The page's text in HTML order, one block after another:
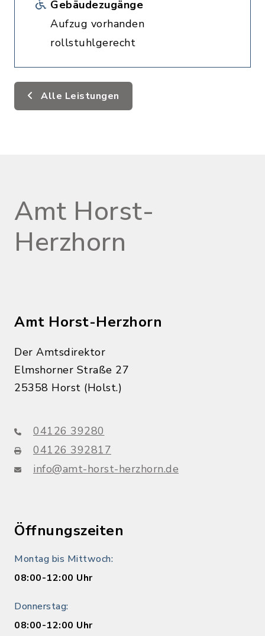
Gebäudezugänge
Aufzug vorhanden
rollstuhlgerecht
Alle Leistungen
Amt Horst-
Herzhorn
Amt Horst-Herzhorn
Der Amtsdirektor
Elmshorner Straße 27
25358 Horst (Holst.)
04126 39280
04126 392817
info@amt-horst-herzhorn.de
Öffnungszeiten
Montag bis Mittwoch:
08:00-12:00 Uhr
Donnerstag:
08:00-12:00 Uhr